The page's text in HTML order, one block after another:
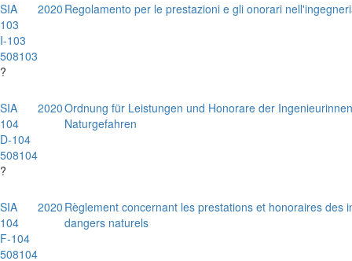
SIA
103
I-103
508103
?
2020 Regolamento per le prestazioni e gli onorari
SIA
104
D-104
508104
?
2020Ordnung für Leistungen und Honorare der
Naturgefahren
SIA
104
F-104
508104
2020 Règlement concernant les prestations et honoraires
dangers naturels